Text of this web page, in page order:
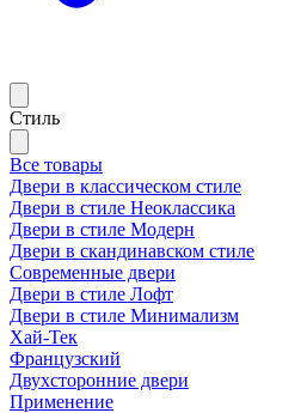
Стиль
Все товары
Двери в классическом стиле
Двери в стиле Неоклассика
Двери в стиле Модерн
Двери в скандинавском стиле
Современные двери
Двери в стиле Лофт
Двери в стиле Минимализм
Хай-Тек
Французский
Двухсторонние двери
Применение